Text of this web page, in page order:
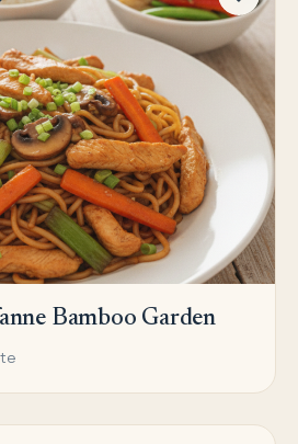
Bamboo Garden